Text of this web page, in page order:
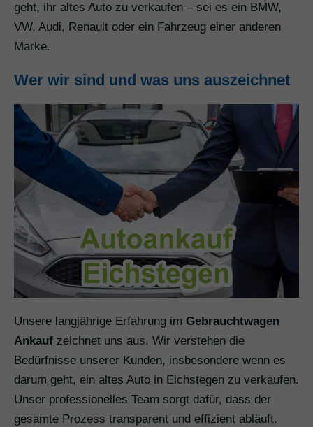
geht, ihr altes Auto zu verkaufen – sei es ein BMW,
VW, Audi, Renault oder ein Fahrzeug einer anderen
Marke.
Wer wir sind und was uns auszeichnet
Unsere langjährige Erfahrung im Gebrauchtwagen
Ankauf zeichnet uns aus. Wir verstehen die
Bedürfnisse unserer Kunden, insbesondere wenn es
darum geht, ein altes Auto in Eichstegen zu verkaufen.
Unser professionelles Team sorgt dafür, dass der
gesamte Prozess transparent und effizient abläuft.